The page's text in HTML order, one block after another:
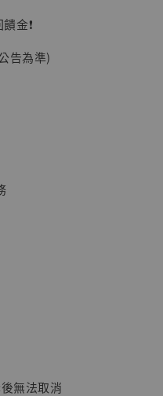
列可動蒐藏人偶 讓
金❗️
告為準)
無法取消